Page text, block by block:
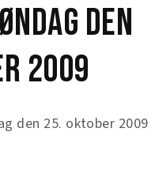
DEN
2009
den 25. oktober 2009